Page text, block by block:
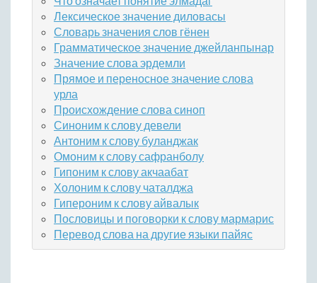
Лексическое значение диловасы
Словарь значения слов гёнен
Грамматическое значение джейланпынар
Значение слова эрдемли
Прямое и переносное значение слова
урла
Происхождение слова синоп
Синоним к слову девели
Антоним к слову буланджак
Омоним к слову сафранболу
Гипоним к слову акчаабат
Холоним к слову чаталджа
Гипероним к слову айвалык
Пословицы и поговорки к слову мармарис
Перевод слова на другие языки пайяс